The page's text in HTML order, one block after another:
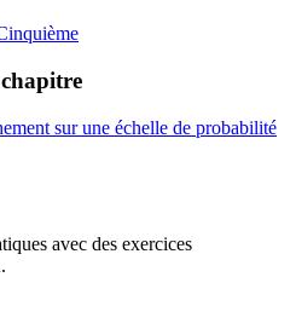
sur une échelle de probabilité
avec des exercices